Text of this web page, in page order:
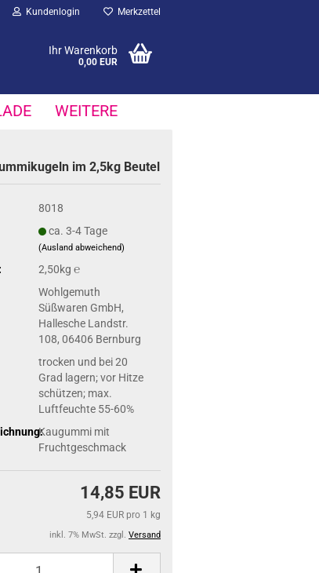
Kundenlogin Merkzettel
Ihr Warenkorb
0,00 EUR
WEITERE
im 2,5kg Beu­tel
8018
ca. 3-4 Tage
(Ausland abweichend)
2,50kg ℮
Wohlgemuth
Süßwaren GmbH,
Hallesche Landstr.
108, 06406 Bernburg
trocken und bei 20
Grad lagern; vor Hitze
schützen; max.
Luftfeuchte 55-60%
Kaugummi mit
Fruchtgeschmack
14,85 EUR
5,94 EUR pro 1 kg
inkl. 7% MwSt. zzgl. Versand